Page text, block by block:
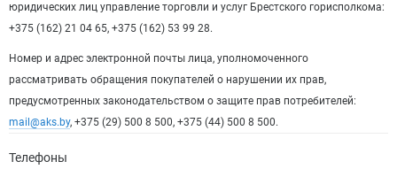
юридических лиц управление торговли и услуг Брестского горисполкома:
+375 (162) 21 04 65, +375 (162) 53 99 28.
Номер и адрес электронной почты лица, уполномоченного
рассматривать обращения покупателей о нарушении их прав,
предусмотренных законодательством о защите прав потребителей:
mail@aks.by, +375 (29) 500 8 500, +375 (44) 500 8 500.
Телефоны